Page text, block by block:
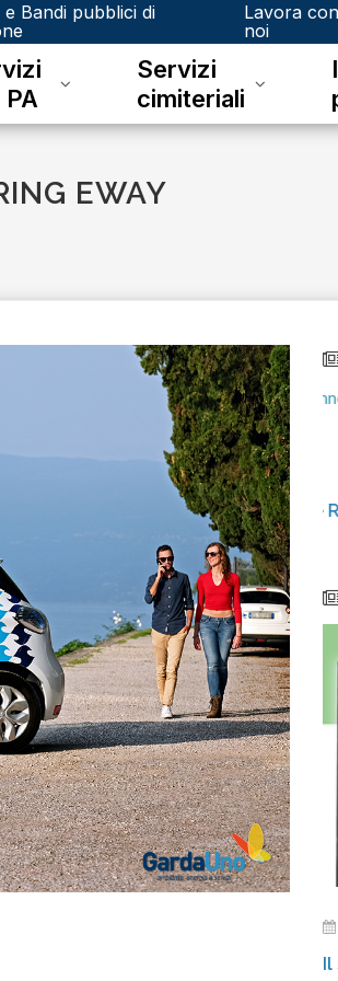
Bandi pubblici di
Lavora con
noi
PA
Servizi
cimiteriali
EWAY
Energetiche Rinnovabili nel
di Garda
Il